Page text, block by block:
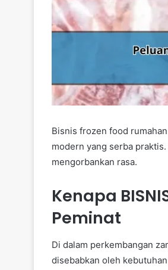
Bisnis frozen food
modern yang serba
mengorbankan rasa.
Kenapa
Peminat
Di dalam perkembangan
disebabkan oleh